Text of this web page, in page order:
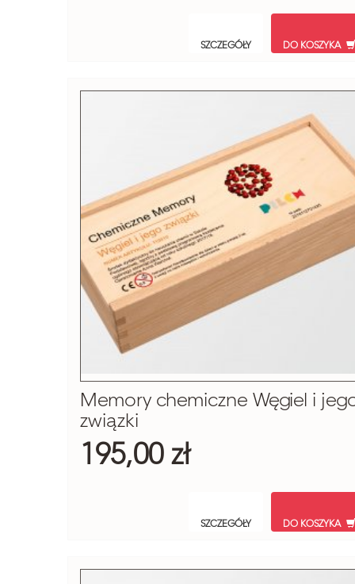
SZCZEGÓŁY DO KOSZYKA
Memory chemiczne Węgiel i
związki
195,00 zł
SZCZEGÓŁY DO KOSZYKA